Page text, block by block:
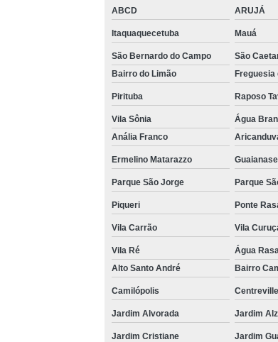
ABCD ARUJÁ
Itaquaquecetuba Mauá
São Bernardo do Campo
São
Bairro do Limão
Freguesia
Pirituba Raposo
Vila Sônia
Água
Anália Franco
Ermelino Matarazzo
Parque São Jorge Parque
Piqueri Ponte
Vila Carrão Vila
Vila Ré
Água
Alto Santo André
Bairro
Camilópolis Centreville
Jardim Alvorada Jardim
Jardim Cristiane Jardim